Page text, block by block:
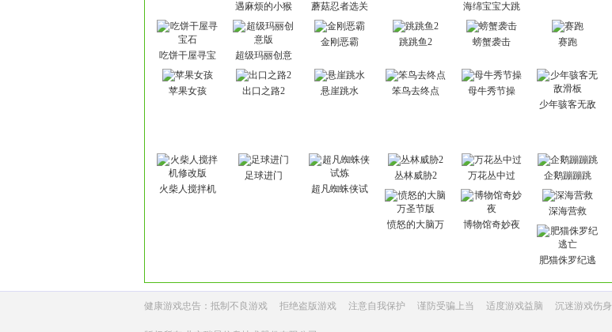
遇麻烦的小猴
蘑菇忍者选关
海绵宝宝大跳
吃饼干屋寻宝
超级玛丽创意
金刚恶霸 跳跳鱼2 螃蟹袭击
赛跑
苹果女孩 出口之路2 悬崖跳水 笨鸟去终点
母牛秀节操
少年骇客无敌
火柴人搅拌机
足球进门
超凡蜘蛛侠试
丛林威胁2 万花丛中过 企鹅蹦蹦跳
愤怒的大脑万
博物馆奇妙夜
深海营救
肥猫侏罗纪逃
健康游戏忠告：抵制不良游戏 拒绝盗版游戏 注意自我保护 谨防受骗上当 适度游戏益脑 沉迷游戏伤身